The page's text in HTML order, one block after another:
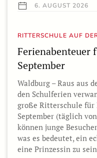
6. AUGUST 2026
RITTERSCHULE AUF
Ferienabenteuer
September
Waldburg – Raus aus
den Schulferien
große Ritterschule für
September (täglich
können junge
was es bedeutet, ein
eine Prinzessin zu